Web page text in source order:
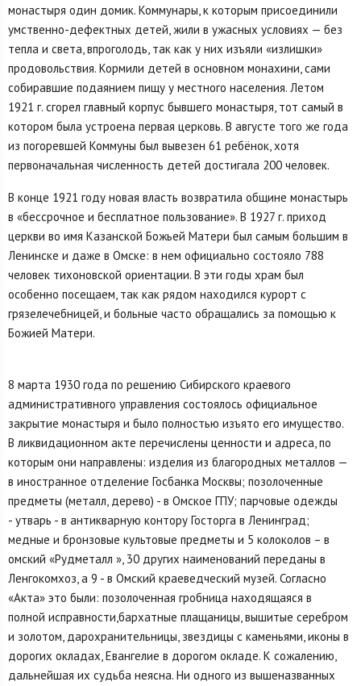
монастыря один домик. Коммунары, к которым присоединили
умственно-дефектных детей, жили в ужасных условиях — без
тепла и света, впроголодь, так как у них изъяли «излишки»
продовольствия. Кормили детей в основном монахини, сами
собиравшие подаянием пищу у местного населения. Летом
1921 г. сгорел главный корпус бывшего монастыря, тот самый в
котором была устроена первая церковь. В августе того же года
из погоревшей Коммуны был вывезен 61 ребёнок, хотя
первоначальная численность детей достигала 200 человек.
В конце 1921 году новая власть возвратила общине монастырь
в «бессрочное и бесплатное пользование». В 1927 г. при­ход
церкви во имя Казанской Божьей Матери был самым большим в
Ленинске и даже в Омске: в нем официально состояло 788
человек тихоновской ориентации. В эти годы храм был
особенно посеща­ем, так как рядом находился курорт с
грязелечебницей, и больные часто обращались за помощью к
Божией Матери.
8 марта 1930 года по реше­нию Сибирского краевого
административного управления состоялось официальное
закрытие монастыря и было полностью изъято его имущество.
В ликвидационном акте перечислены ценности и адреса, по
которым они направлены: изделия из благородных металлов —
в ино­странное отделение Госбанка Москвы; позолоченные
предметы (металл, дере­во) - в Омское ГПУ; парчовые одежды
- утварь - в антикварную контору Госторга в Ленинград;
медные и бронзовые культовые предметы и 5 колоколов – в
омский «Рудметалл », 30 других наименований переданы в
Ленгокомхоз, а 9 - в Омский краеведческий музей. Согласно
«Акта» это были: позолоченная гробница находящаяся в
полной исправности,бархатные плащаницы, вышитые серебром
и золотом, дарохранительницы, звездицы с каменьями, иконы в
дорогих окла­дах, Евангелие в дорогом окладе. К сожалению,
дальнейшая их судьба неясна. Ни одного из вышеназванных